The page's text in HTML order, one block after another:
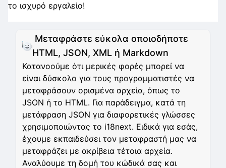
το ισχυρό εργαλείο!
Μεταφράστε εύκολα οποιοδήποτε
HTML, JSON, XML ή Markdown
Κατανοούμε ότι μερικές φορές μπορεί να
είναι δύσκολο για τους προγραμματιστές να
μεταφράσουν ορισμένα αρχεία, όπως το
JSON ή το HTML. Για παράδειγμα, κατά τη
μετάφραση JSON για διαφορετικές γλώσσες
χρησιμοποιώντας το i18next. Ειδικά για εσάς,
έχουμε εκπαιδεύσει τον μεταφραστή μας να
μεταφράζει με ακρίβεια τέτοια αρχεία.
Αναλύουμε τη δομή του κώδικά σας και